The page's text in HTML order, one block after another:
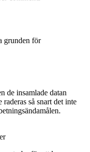
grunden för
de insamlade datan
så snart det inte